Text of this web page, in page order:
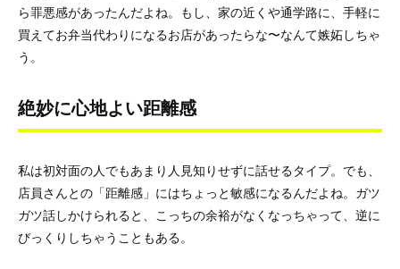
ら罪悪感があったんだよね。もし、家の近くや通学路に、手軽に
買えてお弁当代わりになるお店があったらな〜なんて嫉妬しちゃ
う。
絶妙に心地よい距離感
私は初対面の人でもあまり人見知りせずに話せるタイプ。でも、
店員さんとの「距離感」にはちょっと敏感になるんだよね。ガツ
ガツ話しかけられると、こっちの余裕がなくなっちゃって、逆に
びっくりしちゃうこともある。